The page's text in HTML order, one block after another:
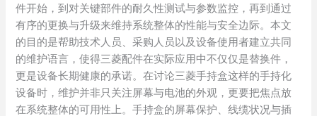
件开始，到对关键部件的耐久性测试与参数监控，再到通过
有序的更换与升级来维持系统整体的性能与安全边际。本文
的目的是帮助技术人员、采购人员以及设备使用者建立共同
的维护语言，使得三菱配件在实际应用中不仅仅是替换件，
更是设备长期健康的承诺。在讨论三菱手持盒这样的手持化
设备时，维护并非只关注屏幕与电池的外观，更要把焦点放
在系统整体的可用性上。手持盒的屏幕保护、线缆状况与插